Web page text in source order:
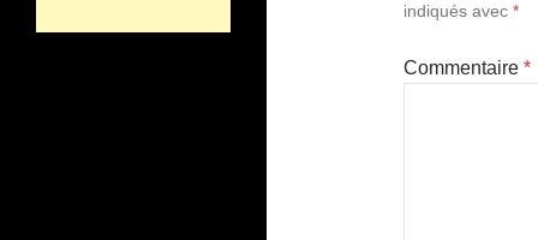
indiqués avec *
Commentaire *